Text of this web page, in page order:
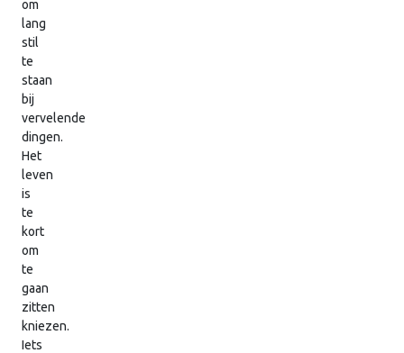
om
lang
stil
te
staan
bij
vervelende
dingen.
Het
leven
is
te
kort
om
te
gaan
zitten
kniezen.
Iets